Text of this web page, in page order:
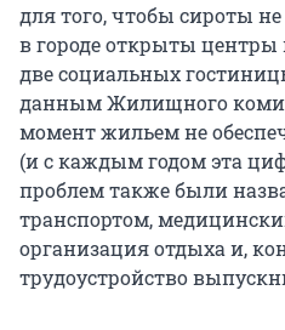
для того, чтобы сироты
в городе открыты
две социальных
данным Жилищного
момент жильем не
(и с каждым годом эта
проблем также были
транспортом,
организация отдыха и,
трудоустройство